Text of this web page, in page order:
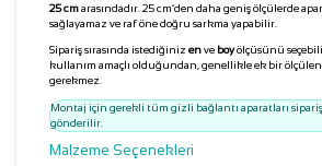
25 cmarasındadır. 25 cm’den daha geniş ölçülerde
sağlayamaz ve raf öne doğru sarkma yapabilir.
Sipariş sırasında istediğiniz enve boyölçüsünü
kullanım amaçlı olduğundan, genellikle ek bir
gerekmez.
Montaj için gerekli tüm gizli bağlantı aparatları
gönderilir.
Malzeme Seçenekleri